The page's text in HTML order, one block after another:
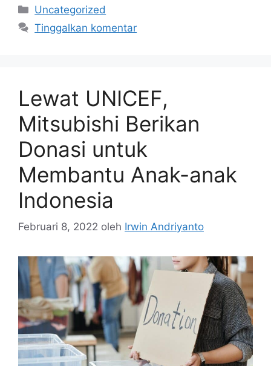
Kategori
Uncategorized
Tinggalkan komentar
Lewat UNICEF,
Mitsubishi Berikan
Donasi untuk
Membantu Anak-anak
Indonesia
Februari 8, 2022 oleh Irwin Andriyanto